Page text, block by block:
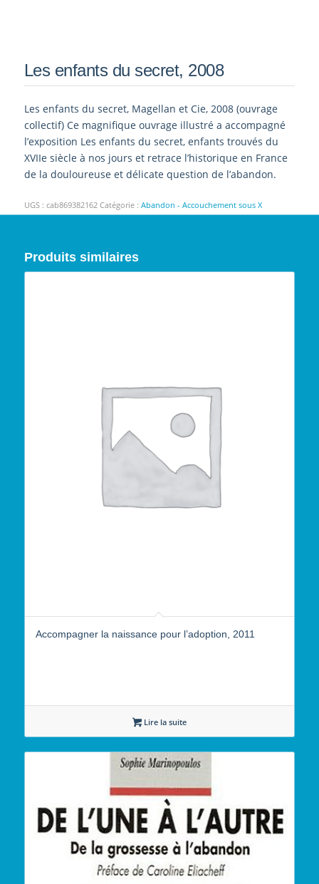
Les enfants du secret, 2008
Les enfants du secret, Magellan et Cie, 2008 (ouvrage
collectif) Ce magnifique ouvrage illustré a accompagné
l’exposition Les enfants du secret, enfants trouvés du
XVIIe siècle à nos jours et retrace l’historique en France
de la douloureuse et délicate question de l’abandon.
UGS : cab869382162 Catégorie : Abandon - Accouchement sous X
Produits similaires
Accompagner la naissance pour l’adoption, 2011
Lire la suite